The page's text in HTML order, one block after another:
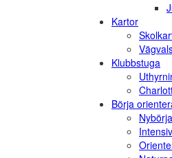
Kartor
Klubbstuga
Börja